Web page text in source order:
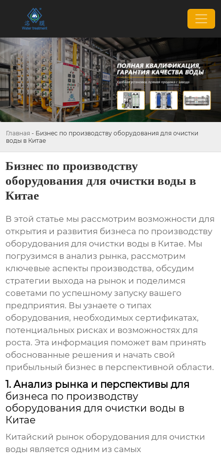
Главная - Бизнес по производству оборудования для очистки
воды в Китае
Бизнес по производству
оборудования для очистки воды в
Китае
В этой статье мы рассмотрим возможности для
открытия и развития бизнеса по производству
оборудования для очистки воды в Китае. Мы
погрузимся в анализ рынка, рассмотрим
ключевые аспекты производства, обсудим
стратегии выхода на рынок и поделимся
советами по успешному запуску вашего
предприятия. Вы узнаете о типах
оборудования, необходимых сертификатах,
потенциальных рисках и возможностях для
роста. Эта информация поможет вам принять
обоснованные решения и начать свой
прибыльный бизнес в перспективной области.
1. Анализ рынка и перспективы для
бизнеса по производству
оборудования для очистки воды в
Китае
Китайский рынок оборудования для очистки
воды является одним из самых